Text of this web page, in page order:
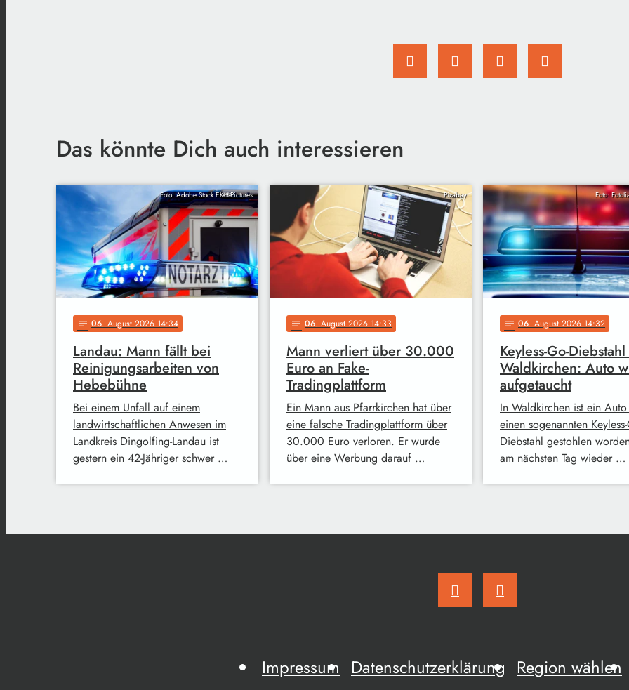
Das könnte Dich auch interessieren
Foto: Adobe Stock EKH-Pictures
notes 06. August 2026 14:34
Landau: Mann fällt bei
Reinigungsarbeiten von
Hebebühne
Bei einem Unfall auf einem
landwirtschaftlichen Anwesen im
Landkreis Dingolfing-Landau ist
gestern ein 42-Jähriger schwer …
Pixabay
notes 06. August 2026 14:33
Mann verliert über 30.000
Euro an Fake-
Tradingplattform
Ein Mann aus Pfarrkirchen hat über
eine falsche Tradingplattform über
30.000 Euro verloren. Er wurde
über eine Werbung darauf …
Foto:
notes 06. August 2026 14:32
Keyless-Go-
Waldkirchen: Auto
aufgetaucht
In Waldkirchen ist ein
einen sogenannten
Diebstahl gestohlen
am nächsten Tag wieder …
Impressum Datenschutzerklärung Region wählen